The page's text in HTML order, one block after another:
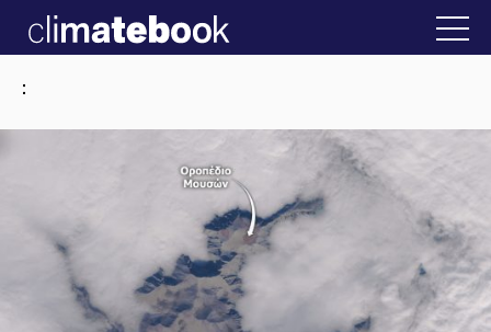
Ελλάδα 22 ΙΑΝ 2026 2025 Η άβολη
: